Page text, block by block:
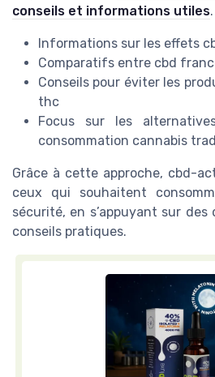
conseils et informations utiles.
Informations sur les effets
Comparatifs entre cbd
Conseils pour éviter les
thc
Focus sur les
consommation cannabis
Grâce à cette approche, cbd-
ceux qui souhaitent
sécurité, en s’appuyant sur des
conseils pratiques.